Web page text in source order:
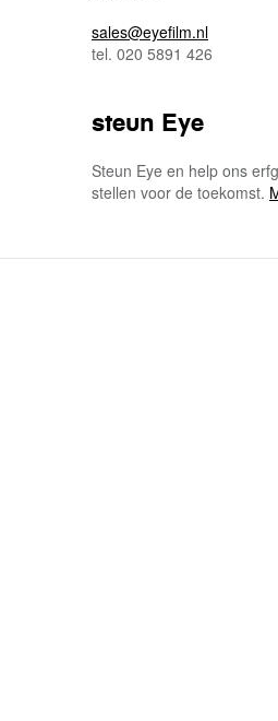
sales@eyefilm.nl
tel. 020 5891 426
steun Eye
Steun Eye en help ons
stellen voor de toekomst.